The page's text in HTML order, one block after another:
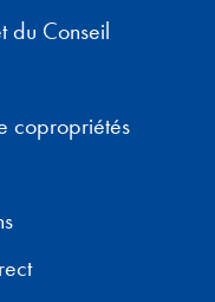
du Conseil
copropriétés